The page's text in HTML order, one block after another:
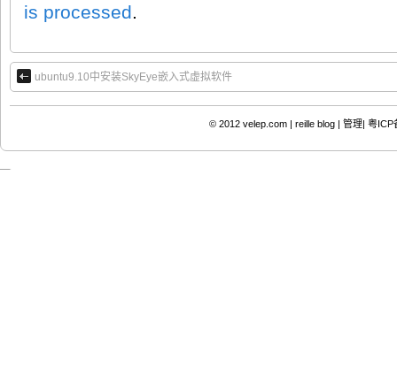
is processed.
ubuntu9.10中安装SkyEye嵌入式虚拟软件
© 2012 velep.com | reille blog| 管理| 粤ICP